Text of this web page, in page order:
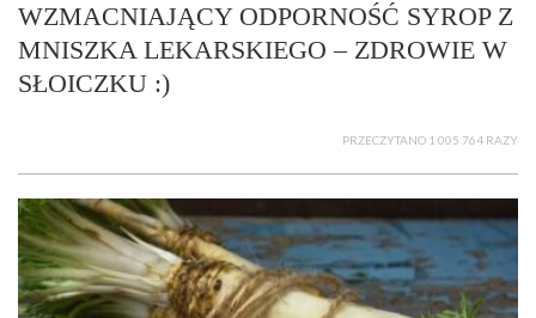
WZMACNIAJĄCY ODPORNOŚĆ SYROP Z
MNISZKA LEKARSKIEGO – ZDROWIE W
SŁOICZKU :)
PRZECZYTANO 1 005 764 RAZY